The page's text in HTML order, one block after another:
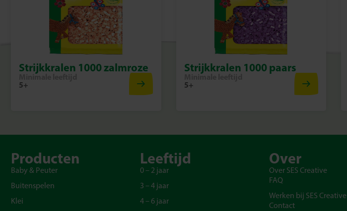
Strijkkralen 1000 zalmroze
Minimale leeftijd
5+
Strijkkralen 1000 paars
Minimale leeftijd
5+
Producten
Baby & Peuter
Buitenspelen
Klei
Leeftijd
0 – 2 jaar
3 – 4 jaar
4 – 6 jaar
Over
Over SES Creative
FAQ
Werken bij SES Creative
Contact